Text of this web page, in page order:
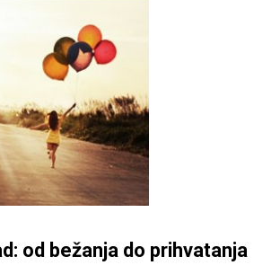
od bežanja do prihvatanja